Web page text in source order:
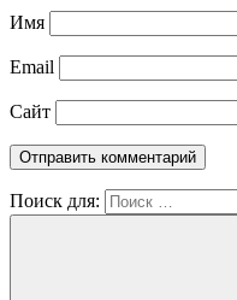
Имя
Email
Сайт
Поиск для: